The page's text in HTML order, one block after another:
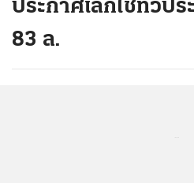
ประกาศเลิกใช้ทั่วปร
83 ล.